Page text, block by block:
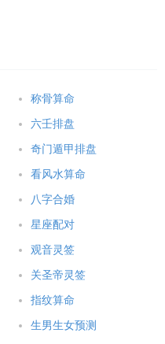
称骨算命
六壬排盘
奇门遁甲排盘
看风水算命
八字合婚
星座配对
观音灵签
关圣帝灵签
指纹算命
生男生女预测